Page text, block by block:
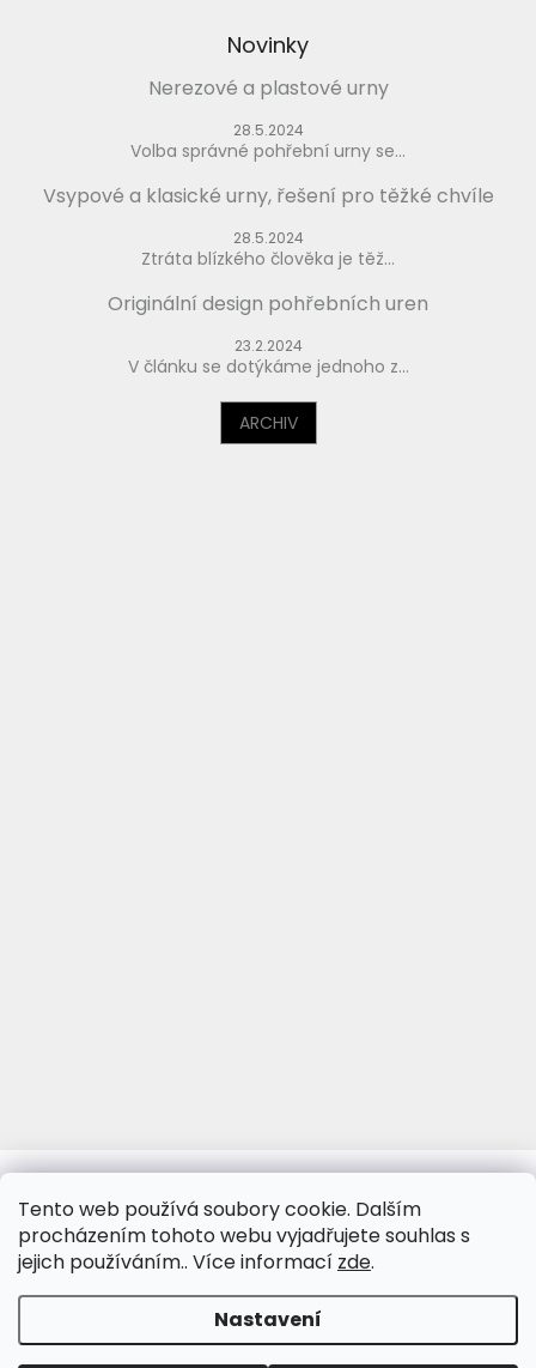
Tento web používá soubory cookie. Dalším
procházením tohoto webu vyjadřujete souhlas s
jejich používáním.. Více informací zde.
Nastavení
Novinky
Nerezové a plastové urny
28.5.2024
Volba správné pohřební urny se...
Vsypové a klasické urny, řešení pro těžké chvíle
28.5.2024
Ztráta blízkého člověka je těž...
Originální design pohřebních uren
23.2.2024
V článku se dotýkáme jednoho z...
ARCHIV
www.viva-fotoporcelan.cz www.vivaporcelan.cz
Vytvořil Shoptet